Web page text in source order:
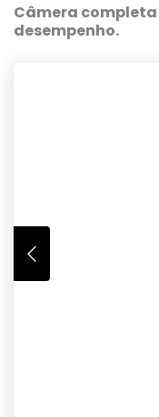
Câmera
desempenho.